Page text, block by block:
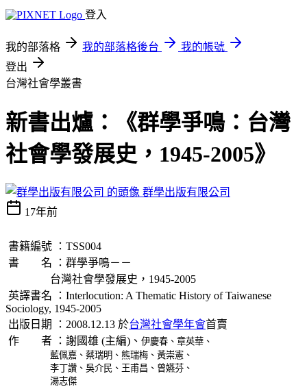
登入
我的部落格 我的部落格後台
我的帳號
登出
台灣社會學叢書
新書出爐：《群學爭鳴：台灣
社會學發展史，1945-2005》
群學出版有限公司
17年前
書籍編號 ：TSS004
書 名 ：群學爭鳴－－
台灣社會學發展史，1945-2005
英譯書名 ：Interlocution: A Thematic History of Taiwanese
Sociology, 1945-2005
出版日期 ：2008.12.13 於台灣社會學年會首賣
作 者 ：謝國雄 (主編)、 伊慶春、章英華、
藍佩嘉、蔡瑞明、熊瑞梅、黃崇憲、
李丁讚、 吳介民、王甫昌、曾嬿芬、
湯志傑